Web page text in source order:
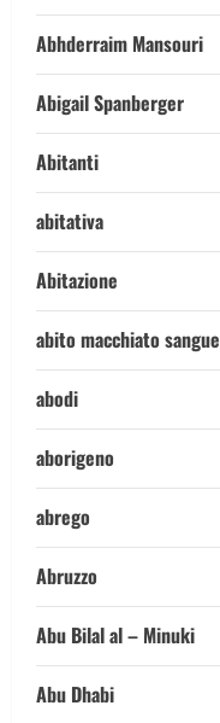
Abhderraim Mansouri
Abigail Spanberger
Abitanti
abitativa
Abitazione
abito macchiato sangue
abodi
aborigeno
abrego
Abruzzo
Abu Bilal al – Minuki
Abu Dhabi